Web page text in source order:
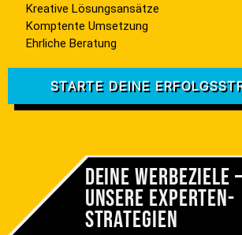
Kreative Lösungsansätze
Komptente Umsetzung
Ehrliche Beratung
STARTE DEINE
Deine Werbeziele –
Unsere Experten­
strategien